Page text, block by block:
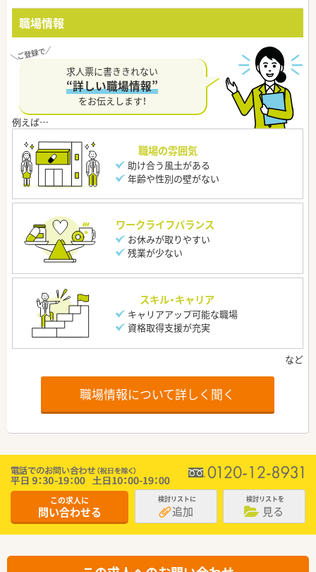
職場情報
求人票に書ききれない
“詳しい職場情報”
をお伝えします！
職場の雰囲気
助け合う風土がある
年齢や性別の壁がない
ワークライフバランス
お休みが取りやすい
残業が少ない
スキル・キャリア
キャリアアップ可能な職場
資格取得支援が充実
職場情報について詳しく聞く
この求人に
問い合わせる
検討リストに
追加
検討リストを
見る